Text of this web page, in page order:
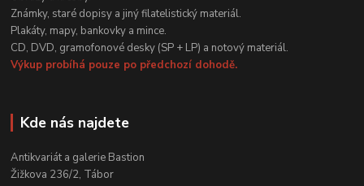
Známky, staré dopisy a jiný filatelistický materiál.
Plakáty, mapy, bankovky a mince.
CD, DVD, gramofonové desky (SP + LP) a notový materiál.
Výkup probíhá pouze po předchozí dohodě.
Kde nás najdete
Antikvariát a galerie Bastion
Žižkova 236/2, Tábor